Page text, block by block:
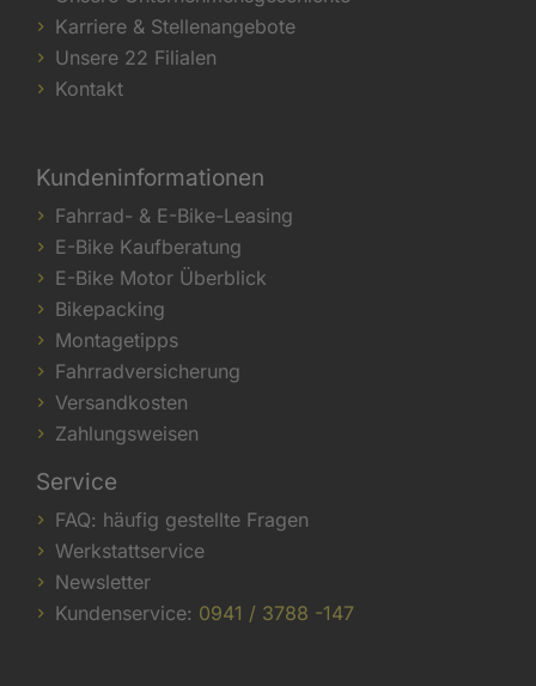
Karriere & Stellenangebote
Unsere 22 Filialen
Kontakt
Kundeninformationen
Fahrrad- & E-Bike-Leasing
E-Bike Kaufberatung
E-Bike Motor Überblick
Bikepacking
Montagetipps
Fahrradversicherung
Versandkosten
Zahlungsweisen
Service
FAQ: häufig gestellte Fragen
Werkstattservice
Newsletter
Kundenservice: 0941 / 3788 -147